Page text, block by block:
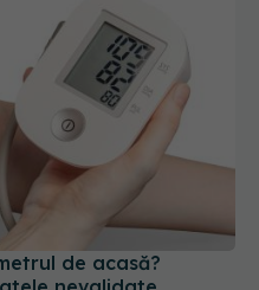
de acasă?
nevalidate